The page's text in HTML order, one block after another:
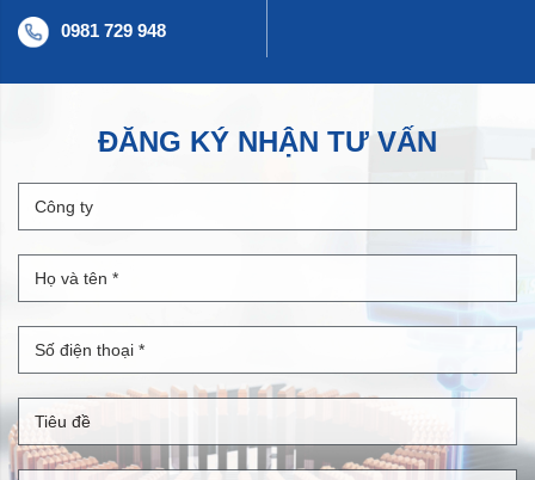
0981 729 948
ĐĂNG KÝ NHẬN TƯ VẤN